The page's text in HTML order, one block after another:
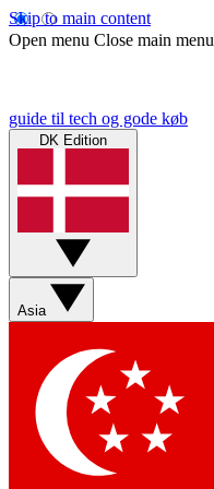
Skip to main content
Open menu Close main menu
guide til tech og gode køb
DK Edition
Asia